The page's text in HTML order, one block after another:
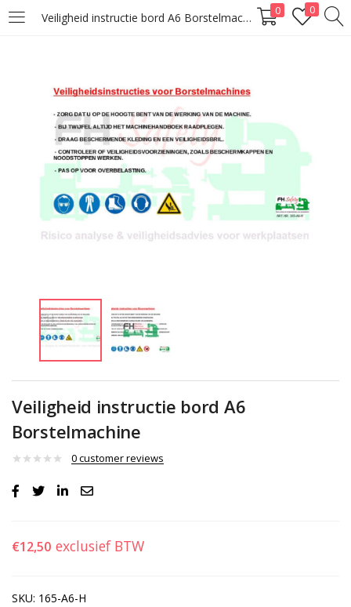
Veiligheid instructie bord A6 Borstelmachine 0 0
LOGIN
Enter your username and password to login.
Remember me Lost password?
Veiligheid instructie bord A6
Borstelmachine
0customer reviews
€12,50 exclusief BTW
SKU: 165-A6-H